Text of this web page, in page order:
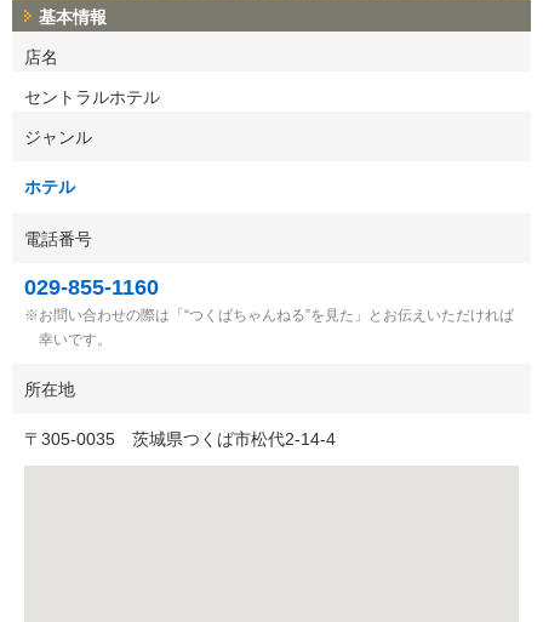
基本情報
店名
セントラルホテル
ジャンル
ホテル
電話番号
029-855-1160
お問い合わせの際は「“つくばちゃんねる”を見た」とお伝えいただければ
幸いです。
所在地
〒 305-0035 茨城県つくば市松代2-14-4